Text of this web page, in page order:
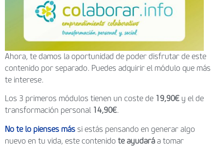
Ahora, te damos la oportunidad de poder disfrutar de este
contenido por separado. Puedes adquirir el módulo que más
te interese.
Los 3 primeros módulos tienen un coste de 19,90€ y el de
transformación personal 14,90€.
No te lo pienses más si estás pensando en generar algo
nuevo en tu vida, este contenido te ayudaráa tomar